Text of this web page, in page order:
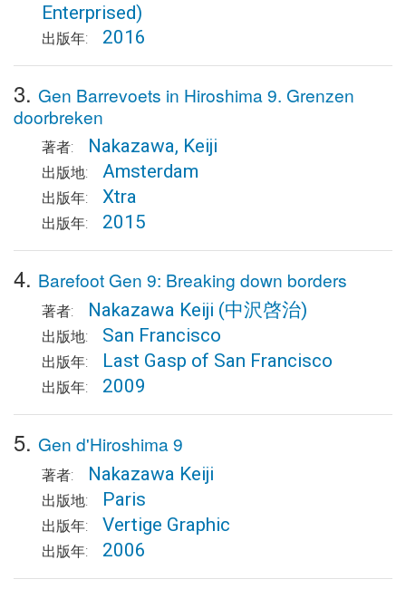
Enterprised)
出版年: 2016
3. Gen Barrevoets in Hiroshima 9. Grenzen
doorbreken
著者: Nakazawa, Keiji
出版地: Amsterdam
出版年: Xtra
出版年: 2015
4. Barefoot Gen 9: Breaking down borders
著者: Nakazawa Keiji (中沢啓治)
出版地: San Francisco
出版年: Last Gasp of San Francisco
出版年: 2009
5. Gen d'Hiroshima 9
著者: Nakazawa Keiji
出版地: Paris
出版年: Vertige Graphic
出版年: 2006